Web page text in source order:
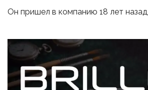
Он пришел в компанию 18 лет назад